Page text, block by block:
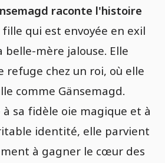
raconte l'histoire
qui est envoyée en exil
belle-mère jalouse. Elle
refuge chez un roi, où elle
comme Gänsemagd.
à sa fidèle oie magique et à
identité, elle parvient
à gagner le cœur des